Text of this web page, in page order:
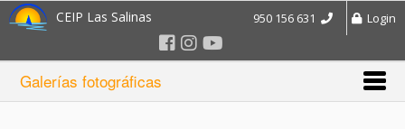
CEIP Las Salinas Login
950 156 631
Galerías fotográficas